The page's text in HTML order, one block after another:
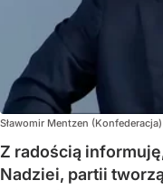
Sławomir Mentzen (Konfederacja)
Z radością
Nadziei, partii